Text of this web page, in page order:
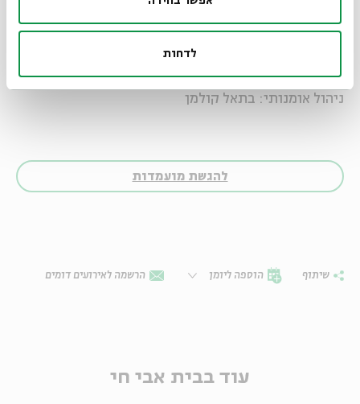
לדחות
התוכנית הינה מלגה ומסובסדת על ידי בית אבי חי. שכר
ניהול אומנותי: בתאל קולמן
להגשת מועמדות
שיתוף הוספה ליומן הרשמה לאירועים דומים
עוד בבית אבי חי